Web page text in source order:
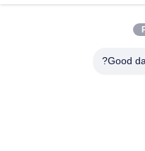
تحديث صندوق السيارة طاقة فتحة رفع صندوق السيارة لتويوتا تاون Ace
Good